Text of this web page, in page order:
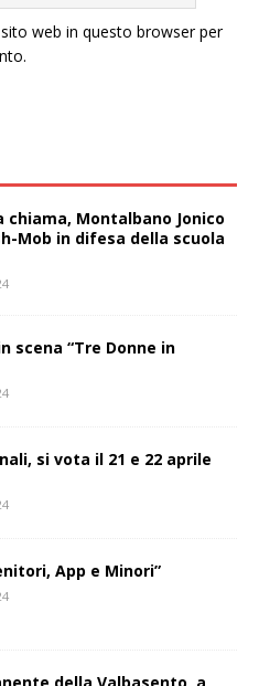
web in questo browser per
chiama, Montalbano Jonico
Mob in difesa della scuola
scena “Tre Donne in
si vota il 21 e 22 aprile
App e Minori”
della Valbasento, a